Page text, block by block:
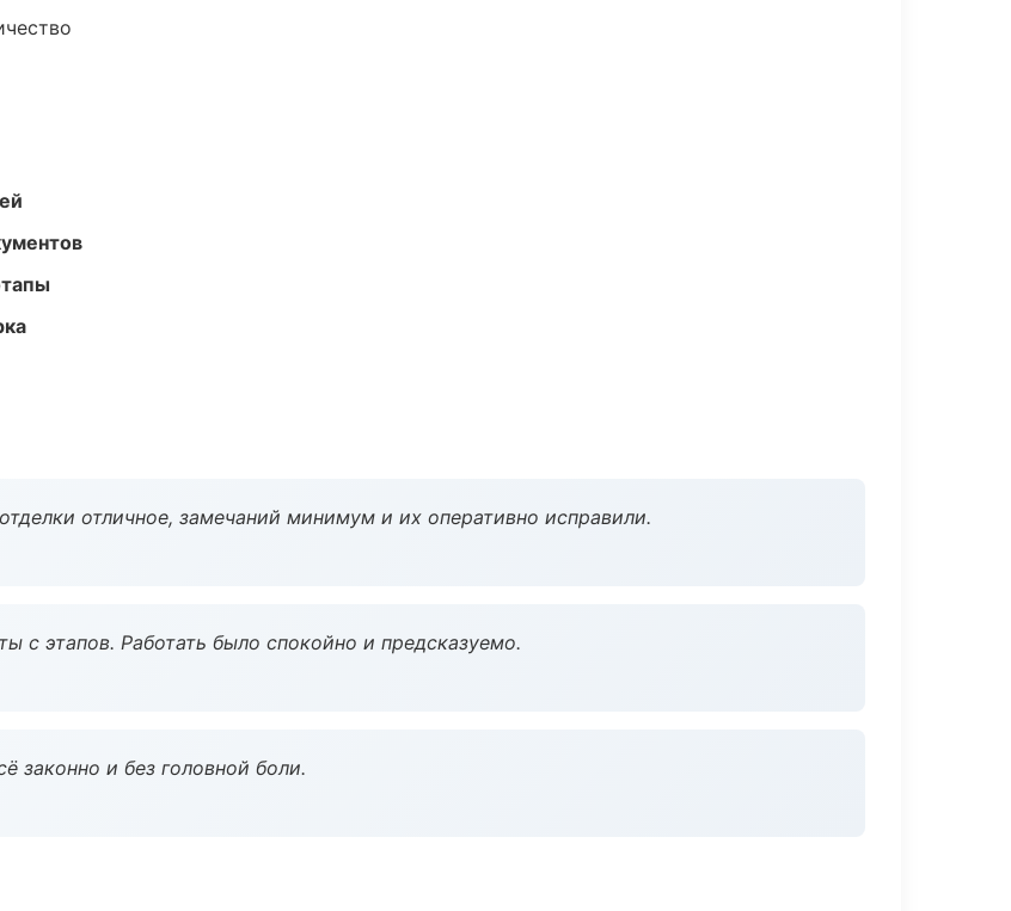
отличное, замечаний минимум и их оперативно исправили.
с этапов. Работать было спокойно и предсказуемо.
законно и без головной боли.